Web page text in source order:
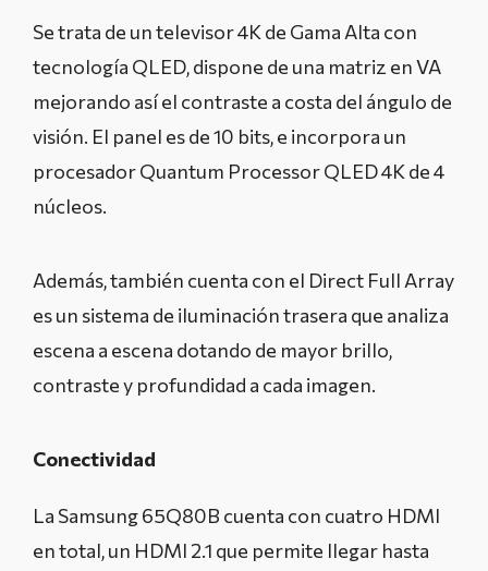
Se trata de un televisor 4K de Gama Alta con
tecnología QLED, dispone de una matriz en VA
mejorando así el contraste a costa del ángulo de
visión. El panel es de 10 bits, e incorpora un
procesador Quantum Processor QLED 4K de 4
núcleos.
Además, también cuenta con el Direct Full Array
es un sistema de iluminación trasera que analiza
escena a escena dotando de mayor brillo,
contraste y profundidad a cada imagen.
Conectividad
La Samsung 65Q80B cuenta con cuatro HDMI
en total, un HDMI 2.1 que permite llegar hasta